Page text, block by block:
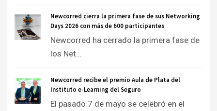
Newcorred cierra la primera fase de sus Networking
Days 2026 con más de 600 participantes
Newcorred ha cerrado la primera fase de
los Net...
Newcorred recibe el premio Aula de Plata del
Instituto e-Learning del Seguro
El pasado 7 de mayo se celebró en el